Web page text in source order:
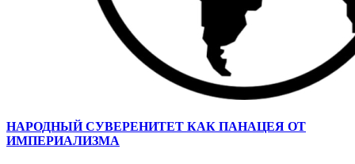
НАРОДНЫЙ СУВЕРЕНИТЕТ КАК ПАНАЦЕЯ ОТ
ИМПЕРИАЛИЗМА